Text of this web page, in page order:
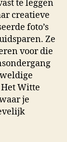
te leggen
creatieve
foto’s
Ze
voor die
Witte
je